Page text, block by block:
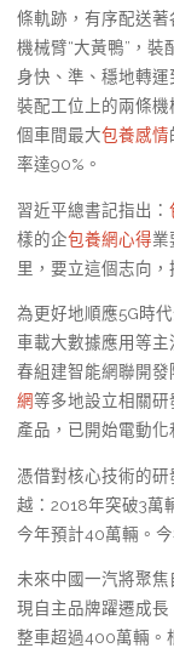
條軌跡，有序配送
機械臂“大黃鴨”，
身快、準、穩地轉
裝配工位上的兩條
個車間最大包養感情
率達90%。
習近平總書記指出：
樣的企包養網心得業
里，要立這個志向
為更好地順應5G時
車載大數據應用等
春組建智能網聯開
網等多地設立相關研
產品，已開始電動化
憑借對核心技術的
越：2018年突破3萬
今年預計40萬輛。
未來中國一汽將聚
現自主品牌躍遷成
整車超過400萬輛。